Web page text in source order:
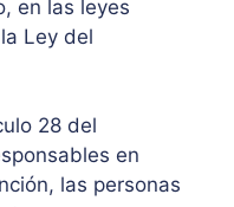
en las leyes
Ley del
28 del
en
las personas